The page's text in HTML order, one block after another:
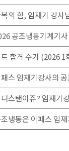
의 힘, 임재기 강사
공조냉동기계기
합격 수기 (2026 1
스 임재기강사의
스탠이쥬? 임재기
냉동은 이패스 임